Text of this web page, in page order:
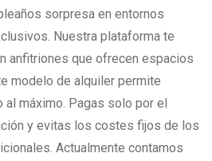
sorpresa en entornos
Nuestra plataforma te
anfitriones que ofrecen espacios
modelo de alquiler permite
máximo. Pagas solo por el
y evitas los costes fijos de los
Actualmente contamos